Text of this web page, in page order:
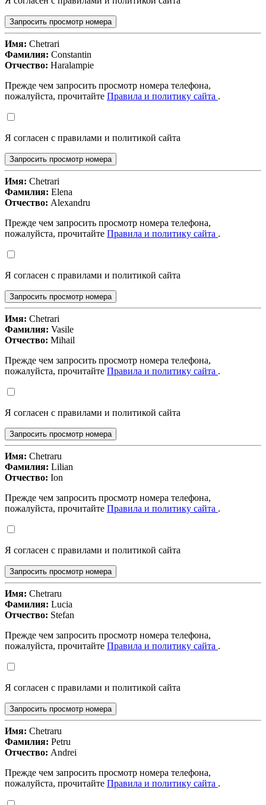
Запросить просмотр номера
Имя: Chetrari
Фамилия: Constantin
Отчество: Haralampie
Прежде чем запросить просмотр номера телефона,
пожалуйста, прочитайте Правила и политику сайта .
Я согласен с правилами и политикой сайта
Запросить просмотр номера
Имя: Chetrari
Фамилия: Elena
Отчество: Alexandru
Прежде чем запросить просмотр номера телефона,
пожалуйста, прочитайте Правила и политику сайта .
Я согласен с правилами и политикой сайта
Запросить просмотр номера
Имя: Chetrari
Фамилия: Vasile
Отчество: Mihail
Прежде чем запросить просмотр номера телефона,
пожалуйста, прочитайте Правила и политику сайта .
Я согласен с правилами и политикой сайта
Запросить просмотр номера
Имя: Chetraru
Фамилия: Lilian
Отчество: Ion
Прежде чем запросить просмотр номера телефона,
пожалуйста, прочитайте Правила и политику сайта .
Я согласен с правилами и политикой сайта
Запросить просмотр номера
Имя: Chetraru
Фамилия: Lucia
Отчество: Stefan
Прежде чем запросить просмотр номера телефона,
пожалуйста, прочитайте Правила и политику сайта .
Я согласен с правилами и политикой сайта
Запросить просмотр номера
Имя: Chetraru
Фамилия: Petru
Отчество: Andrei
Прежде чем запросить просмотр номера телефона,
пожалуйста, прочитайте Правила и политику сайта .